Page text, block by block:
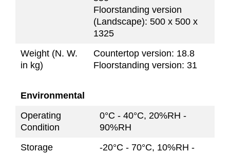
Floorstanding version
(Landscape): 500 x 500 x
1325
Weight (N. W.
in kg)
Countertop version: 18.8
Floorstanding version: 31
Environmental
Operating
Condition
0°C - 40°C, 20%RH -
90%RH
Storage
-20°C - 70°C, 10%RH -